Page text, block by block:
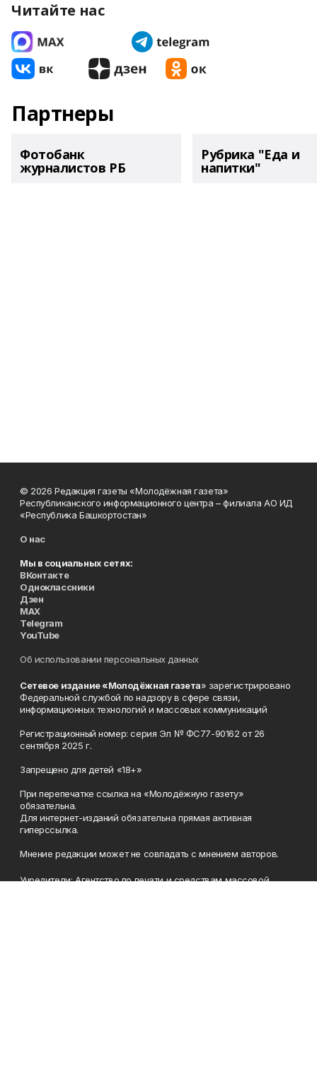
Читайте нас
Партнеры
Фотобанк
журналистов РБ
Рубрика "Еда и
напитки"
© 2026 Редакция газеты «Молодёжная газета»
Республиканского информационного центра – филиала АО ИД
«Республика Башкортостан»
О нас
Мы в социальных сетях:
ВКонтакте
Одноклассники
Дзен
MAX
Telegram
YouTube
Об использовании персональных данных
Сетевое издание «Молодёжная газета» зарегистрировано
Федеральной службой по надзору в сфере связи,
информационных технологий и массовых коммуникаций
Регистрационный номер: серия Эл № ФС77-90162 от 26
сентября 2025 г.
Запрещено для детей «18+»
При перепечатке ссылка на «Молодёжную газету»
обязательна.
Для интернет-изданий обязательна прямая активная
гиперссылка.
Мнение редакции может не совпадать с мнением авторов.
Учредители: Агентство по печати и средствам массовой